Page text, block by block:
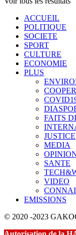
ACCUEIL
POLITIQUE
SOCIETE
SPORT
CULTURE
ECONOMIE
PLUS
FAITS
JUSTICE
MEDIA
SANTE
VIDEO
EMISSIONS
© 2020 -2023